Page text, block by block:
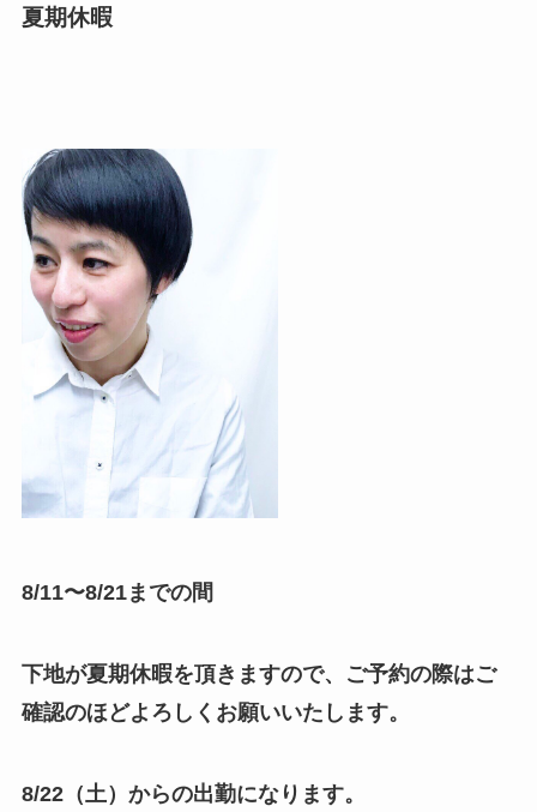
夏期休暇
8/11〜8/21までの間
下地が夏期休暇を頂きますので、ご予約の際はご
確認のほどよろしくお願いいたします。
8/22（土）からの出勤になります。